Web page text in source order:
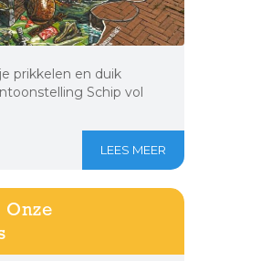
prikkelen en duik
Schip vol
LEES MEER